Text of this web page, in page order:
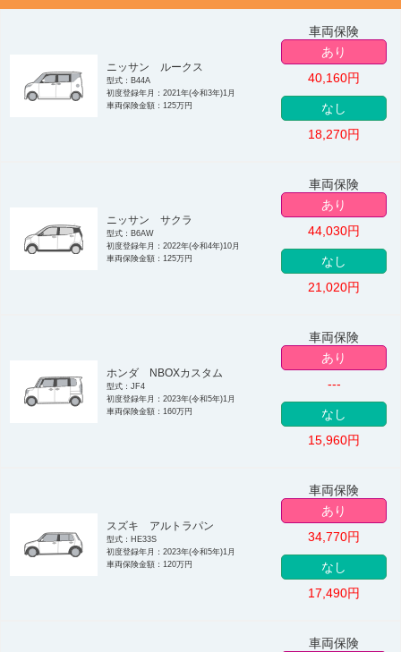
ニッサン ルークス
型式：B44A
初度登録年月：2021年(令和3年)1月
車両保険金額：125万円
車両保険
あり
40,160円
なし
18,270円
ニッサン サクラ
型式：B6AW
初度登録年月：2022年(令和4年)10月
車両保険金額：125万円
車両保険
あり
44,030円
なし
21,020円
ホンダ NBOXカスタム
型式：JF4
初度登録年月：2023年(令和5年)1月
車両保険金額：160万円
車両保険
あり
---
なし
15,960円
スズキ アルトラパン
型式：HE33S
初度登録年月：2023年(令和5年)1月
車両保険金額：120万円
車両保険
あり
34,770円
なし
17,490円
車両保険